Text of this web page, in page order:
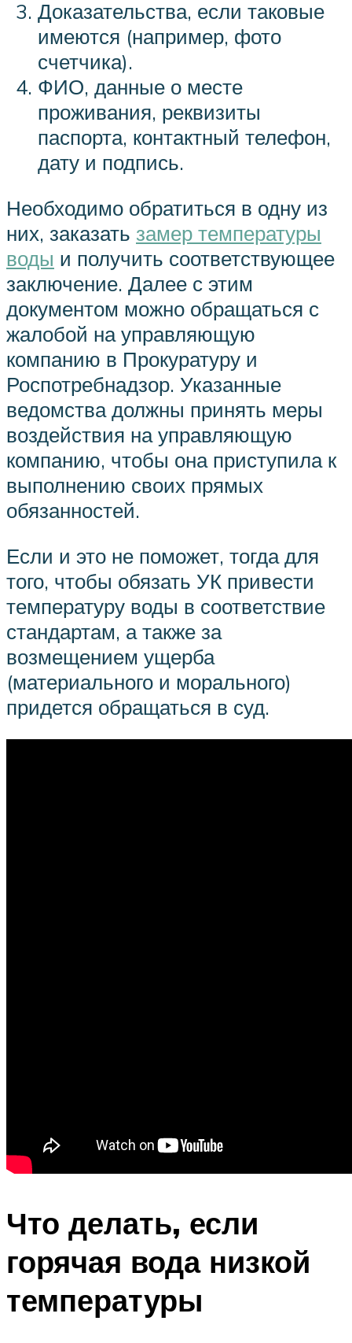
Доказательства, если таковые
имеются (например, фото
счетчика).
ФИО, данные о месте
проживания, реквизиты
паспорта, контактный телефон,
дату и подпись.
Необходимо обратиться в одну из
них, заказать замер температуры
воды и получить соответствующее
заключение. Далее с этим
документом можно обращаться с
жалобой на управляющую
компанию в Прокуратуру и
Роспотребнадзор. Указанные
ведомства должны принять меры
воздействия на управляющую
компанию, чтобы она приступила к
выполнению своих прямых
обязанностей.
Если и это не поможет, тогда для
того, чтобы обязать УК привести
температуру воды в соответствие
стандартам, а также за
возмещением ущерба
(материального и морального)
придется обращаться в суд.
Что делать, если
горячая вода низкой
температуры